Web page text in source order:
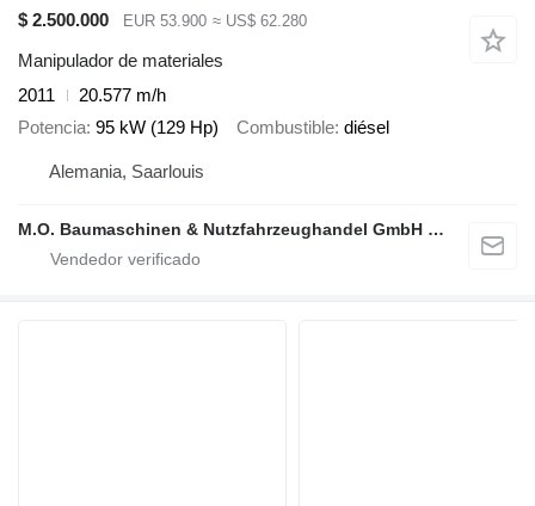
$ 2.500.000
EUR 53.900 ≈ US$ 62.280
Manipulador de materiales
2011
20.577 m/h
Potencia 95 kW (129 Hp) Combustible diésel
Alemania, Saarlouis
M.O. Baumaschinen & Nutzfahrzeughandel GmbH & CO.